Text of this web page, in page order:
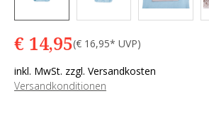
€ 14,95(€ 16,95* UVP)
inkl. MwSt. zzgl. Versandkosten
Versandkonditionen